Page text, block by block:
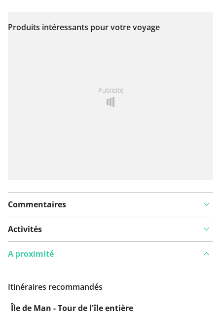
Voir sur la carte
Produits intéressants pour votre voyage
Publicité
Commentaires
Activités
A proximité
Itinéraires recommandés
Île de Man - Tour de l'île entière